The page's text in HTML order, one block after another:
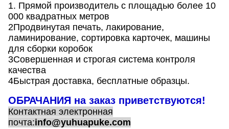
1. Прямой производитель с площадью более 10
000 квадратных метров
2Продвинутая печать, лакирование,
ламинирование, сортировка карточек, машины
для сборки коробок
3Совершенная и строгая система контроля
качества
4Быстрая доставка, бесплатные образцы.
ОБРАЧАНИЯ на заказ приветствуются!
Контактная электронная
почта:info@yuhuapuke.com